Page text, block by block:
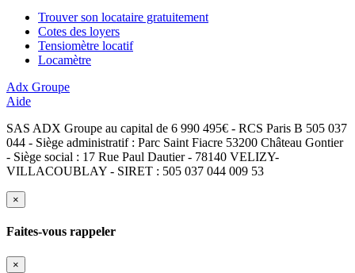
Trouver son locataire gratuitement
Cotes des loyers
Tensiomètre locatif
Locamètre
Adx Groupe
Aide
SAS ADX Groupe au capital de 6 990 495€ - RCS Paris B 505 037
044 - Siège administratif : Parc Saint Fiacre 53200 Château Gontier
- Siège social : 17 Rue Paul Dautier - 78140 VELIZY-
VILLACOUBLAY - SIRET : 505 037 044 009 53
×
Faites-vous rappeler
×